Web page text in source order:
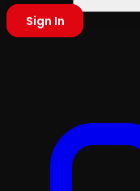
Sign In